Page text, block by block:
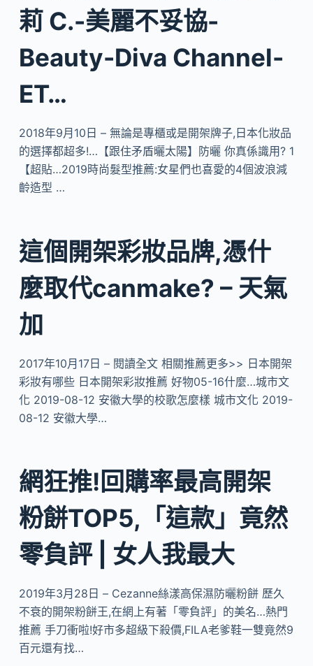
莉 C.-美麗不妥協-
Beauty-Diva Channel-
ET…
2018年9月10日 – 無論是專櫃或是開架牌子,日本化妝品
的選擇都超多!…【跟住矛盾曬太陽】防曬 你真係識用? 1
【超貼…2019時尚髮型推薦:女星們也喜愛的4個波浪減
齡造型 …
這個開架彩妝品牌,憑什
麼取代canmake? – 天氣
加
2017年10月17日 – 閱讀全文 相關推薦更多>> 日本開架
彩妝有哪些 日本開架彩妝推薦 好物05-16什麼…城市文
化 2019-08-12 安徽大學的校歌怎麼樣 城市文化 2019-
08-12 安徽大學…
網狂推!回購率最高開架
粉餅TOP5,「這款」竟然
零負評 | 女人我最大
2019年3月28日 – Cezanne絲漾高保濕防曬粉餅 歷久
不衰的開架粉餅王,在網上有著「零負評」的美名…熱門
推薦 手刀衝啦!好市多超級下殺價,FILA老爹鞋一雙竟然9
百元還有找…